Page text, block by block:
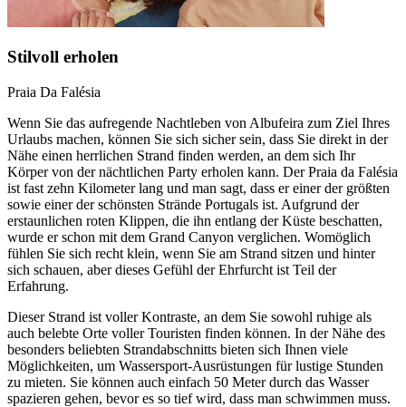
Stilvoll erholen
Praia Da Falésia
Wenn Sie das aufregende Nachtleben von Albufeira zum Ziel Ihres
Urlaubs machen, können Sie sich sicher sein, dass Sie direkt in der
Nähe einen herrlichen Strand finden werden, an dem sich Ihr
Körper von der nächtlichen Party erholen kann. Der Praia da Falésia
ist fast zehn Kilometer lang und man sagt, dass er einer der größten
sowie einer der schönsten Strände Portugals ist. Aufgrund der
erstaunlichen roten Klippen, die ihn entlang der Küste beschatten,
wurde er schon mit dem Grand Canyon verglichen. Womöglich
fühlen Sie sich recht klein, wenn Sie am Strand sitzen und hinter
sich schauen, aber dieses Gefühl der Ehrfurcht ist Teil der
Erfahrung.
Dieser Strand ist voller Kontraste, an dem Sie sowohl ruhige als
auch belebte Orte voller Touristen finden können. In der Nähe des
besonders beliebten Strandabschnitts bieten sich Ihnen viele
Möglichkeiten, um Wassersport-Ausrüstungen für lustige Stunden
zu mieten. Sie können auch einfach 50 Meter durch das Wasser
spazieren gehen, bevor es so tief wird, dass man schwimmen muss.